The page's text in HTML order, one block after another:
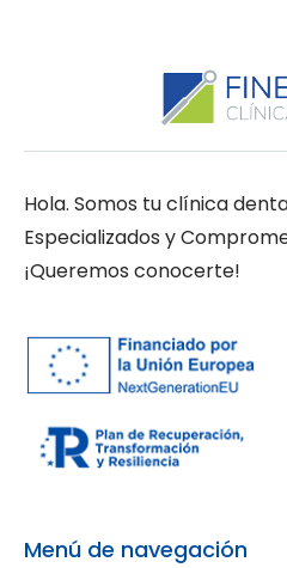
Hola. Somos tu clínica
Especializados y
¡Queremos conocerte!
Menú de navegación